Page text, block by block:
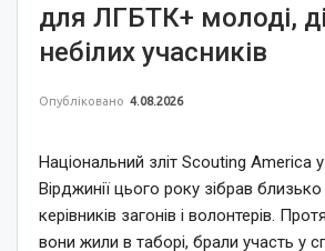
для ЛГБТК+ молоді,
небілих учасників
Опубліковано 4.08.2026
Національний зліт Scouting America у
Вірджинії цього року зібрав близько
керівників загонів і волонтерів.
вони жили в таборі, брали участь у